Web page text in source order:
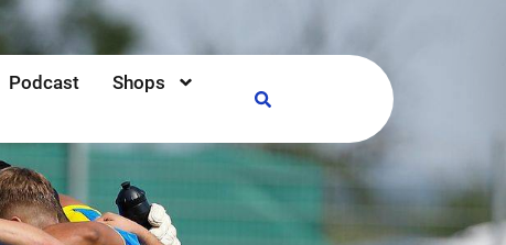
Podcast Shops
Suche öffnen